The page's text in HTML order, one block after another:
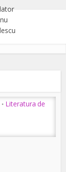
• Literatura de